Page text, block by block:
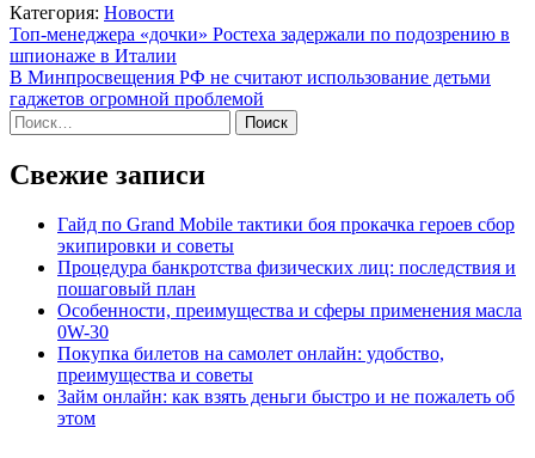
Категория: Новости
Навигация
по
записям
Топ-менеджера «дочки» Ростеха задержали по подозрению в
шпионаже в Италии
В Минпросвещения РФ не считают использование детьми
гаджетов огромной проблемой
Найти:
Свежие записи
Гайд по Grand Mobile тактики боя прокачка героев сбор
экипировки и советы
Процедура банкротства физических лиц: последствия и
пошаговый план
Особенности, преимущества и сферы применения масла
0W-30
Покупка билетов на самолет онлайн: удобство,
преимущества и советы
Займ онлайн: как взять деньги быстро и не пожалеть об
этом